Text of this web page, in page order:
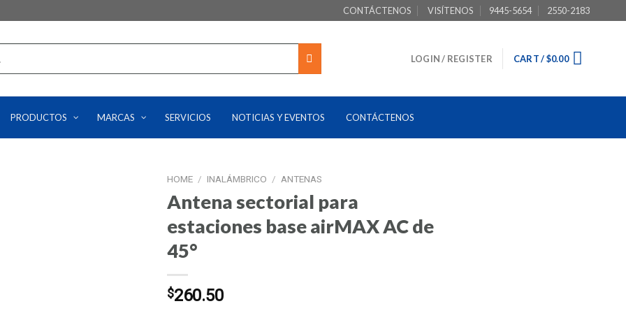
CONTÁCTENOS VISÍTENOS 9445-5654 2550-2183
LOGIN / REGISTER CART /$0.00
PRODUCTOS MARCAS SERVICIOS NOTICIAS Y EVENTOS CONTÁCTENOS
HOME / INALÁMBRICO / ANTENAS
Antena sectorial para
estaciones base airMAX AC de
45°
$260.50